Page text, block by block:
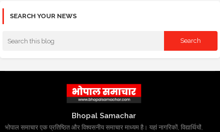
SEARCH YOUR NEWS
Bhopal Samachar
भोपाल समाचार एक प्रतिष्ठित और विश्वसनीय समाचार माध्यम है। यहां नागरिकों, विद्यार्थियों,